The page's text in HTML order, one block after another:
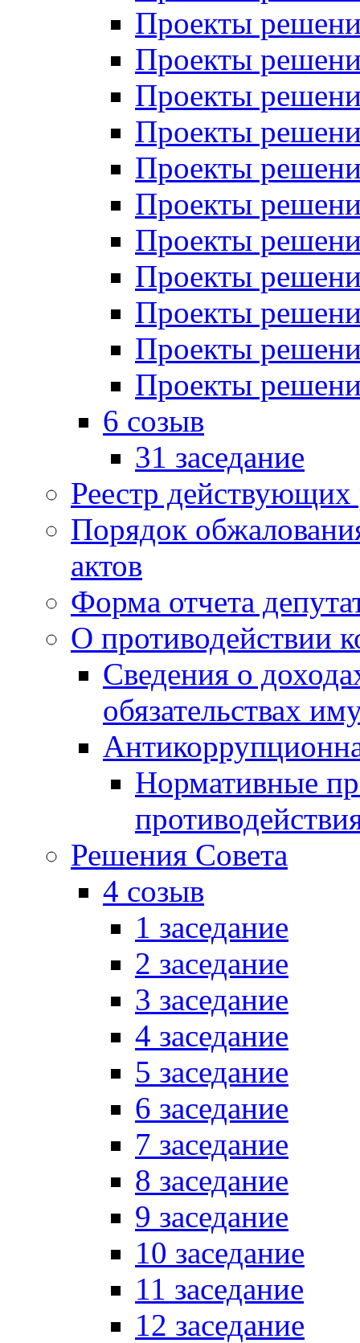
Проекты
Проекты
Проекты
Проекты
Проекты
Проекты
Проекты
Проекты
Проекты
Проекты
Проекты
6 созыв
31 заседание
Реестр
Порядок
актов
Форма отчета
О противодействии
Сведения о
обязательствах
Нормативные
Решения Совета
4 созыв
1 заседание
2 заседание
3 заседание
4 заседание
5 заседание
6 заседание
7 заседание
8 заседание
9 заседание
10 заседание
11 заседание
12 заседание